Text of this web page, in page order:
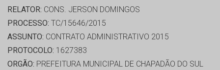
RELATOR: CONS. JERSON DOMINGOS
PROCESSO: TC/15646/2015
ASSUNTO: CONTRATO ADMINISTRATIVO 2015
PROTOCOLO: 1627383
ORGÃO: PREFEITURA MUNICIPAL DE CHAPADÃO DO SUL